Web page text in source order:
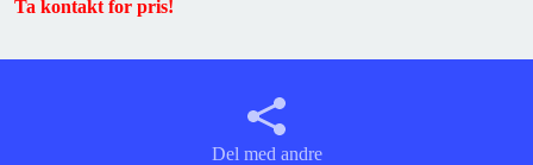
Ta kontakt for pris!
Del med andre